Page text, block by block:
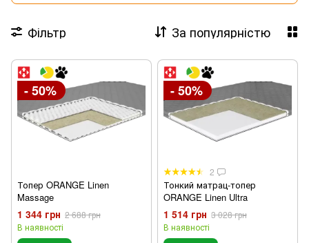
Матраци топери 140х190
Матраци топери 160х190
Матраци топери 160х200
Матраци топери 180х200
Фільтр За популярністю
- 50%
Топер ORANGE Linen
Massage
1 344 грн 2 688 грн
В наявності
- 50%
2
Тонкий матрац-топер
ORANGE Linen Ultra
1 514 грн 3 028 грн
В наявності